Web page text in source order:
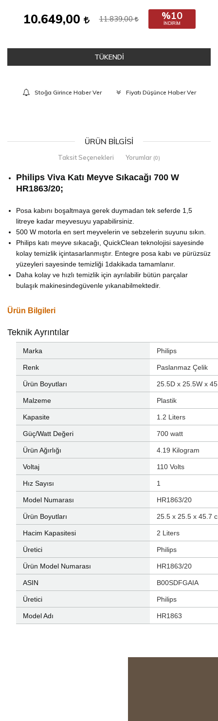
10.649,00 11.839,00 %10
İNDIRIM
TÜKENDİ
Stoğa Girince Haber Ver Fiyatı Düşünce Haber Ver
ÜRÜN BILGISI
Taksit Seçenekleri Yorumlar (0)
Philips Viva Katı Meyve Sıkacağı 700 W
HR1863/20;
Posa kabını boşaltmaya gerek duymadan tek seferde 1,5
litreye kadar meyvesuyu yapabilirsiniz.
500 W motorla en sert meyvelerin ve sebzelerin suyunu sıkın.
Philips katı meyve sıkacağı, QuickClean teknolojisi sayesinde
kolay temizlik içintasarlanmıştır. Entegre posa kabı ve pürüzsüz
yüzeyleri sayesinde temizliği 1dakikada tamamlanır.
Daha kolay ve hızlı temizlik için ayrılabilir bütün parçalar
bulaşık makinesindegüvenle yıkanabilmektedir.
Ürün Bilgileri
Teknik Ayrıntılar
Marka ‎Philips
Renk ‎Paslanmaz Çelik
Ürün Boyutları ‎25.5D x 25.5W x
Malzeme ‎Plastik
Kapasite ‎1.2 Liters
Güç/Watt Değeri ‎700 watt
Ürün Ağırlığı ‎4.19 Kilogram
Voltaj ‎110 Volts
Hız Sayısı ‎1
Model Numarası ‎HR1863/20
Ürün Boyutları ‎25.5 x 25.5 x 45.7
Hacim Kapasitesi ‎2 Liters
Üretici ‎Philips
Ürün Model Numarası ‎HR1863/20
ASIN ‎B00SDFGAIA
Üretici ‎Philips
Model Adı ‎HR1863